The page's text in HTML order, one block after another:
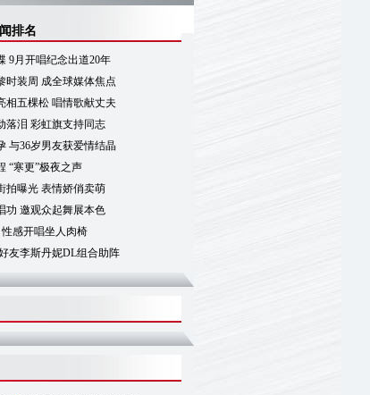
排名
9月开唱纪念出道20年
时装周 成全球媒体焦点
相五棵松 唱情歌献丈夫
落泪 彩虹旗支持同志
与36岁男友获爱情结晶
“寒更”极夜之声
拍曝光 表情娇俏卖萌
功 邀观众起舞展本色
感开唱坐人肉椅
友李斯丹妮DL组合助阵